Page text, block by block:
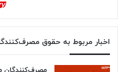
اخبار مربوط به حقوق